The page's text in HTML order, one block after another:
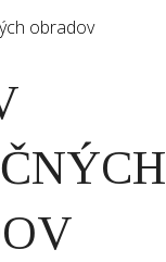
obradov